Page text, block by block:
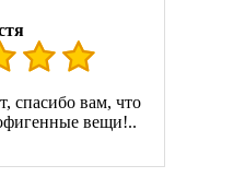
спасибо вам, что
вещи!..